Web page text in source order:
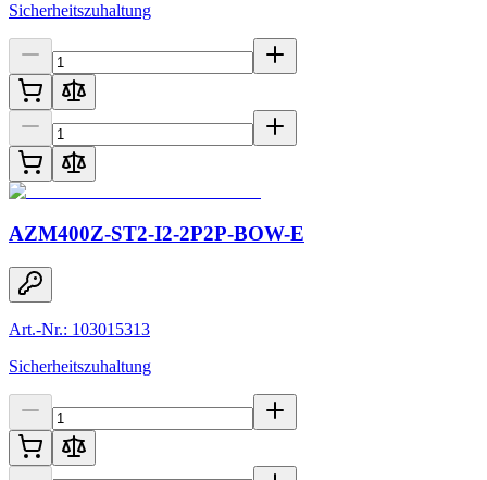
Sicherheitszuhaltung
AZM400Z-ST2-I2-2P2P-BOW-E
Art.-Nr.: 103015313
Sicherheitszuhaltung